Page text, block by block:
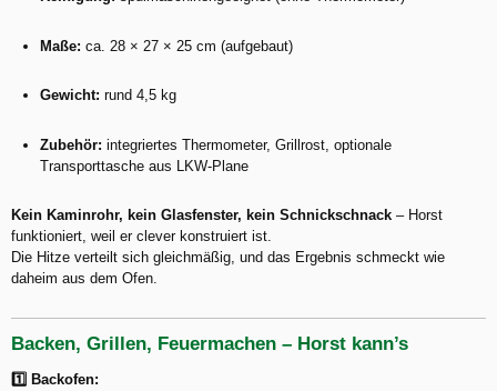
Maße: ca. 28 × 27 × 25 cm (aufgebaut)
Gewicht: rund 4,5 kg
Zubehör: integriertes Thermometer, Grillrost, optionale
Transporttasche aus LKW-Plane
Kein Kaminrohr, kein Glasfenster, kein Schnickschnack – Horst
funktioniert, weil er clever konstruiert ist.
Die Hitze verteilt sich gleichmäßig, und das Ergebnis schmeckt wie
daheim aus dem Ofen.
Backen, Grillen, Feuermachen – Horst kann’s
1️⃣ Backofen: